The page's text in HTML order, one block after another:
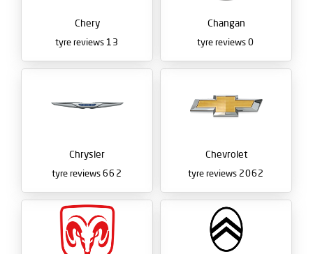
Changan
0
tyre reviews
Chery
13
tyre reviews
Chevrolet
2062
tyre reviews
Chrysler
662
tyre reviews